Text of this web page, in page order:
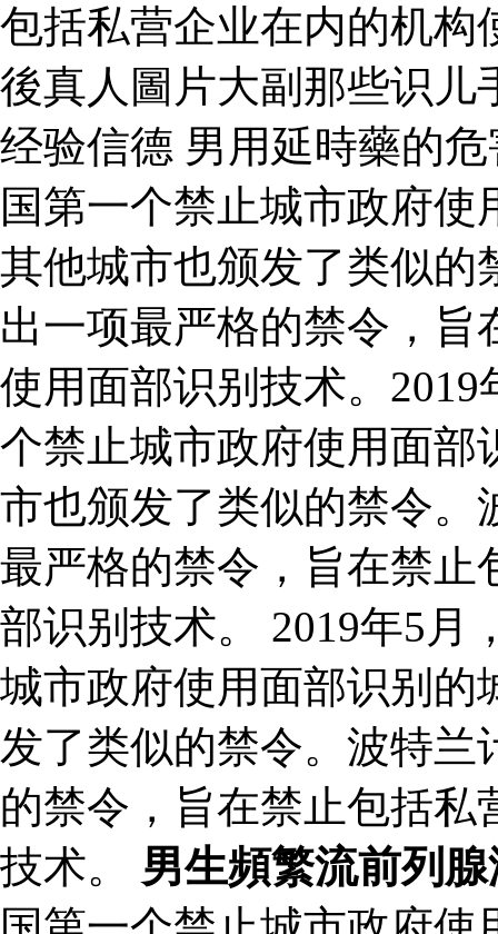
包括私营企业在内的机构
後真人圖片大副那些识儿
经验信德 男用延時藥的
国第一个禁止城市政府
其他城市也颁发了类似的
出一项最严格的禁令，
使用面部识别技术。
个禁止城市政府使用面部
市也颁发了类似的禁令。
最严格的禁令，旨在禁止
部识别技术。 2019年5月
城市政府使用面部识别的
发了类似的禁令。波特兰
的禁令，旨在禁止包括
技术。 男生頻繁流前列腺